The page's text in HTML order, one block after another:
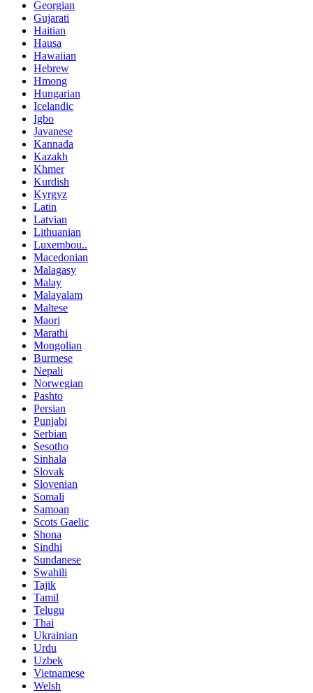
Georgian
Gujarati
Haitian
Hausa
Hawaiian
Hebrew
Hmong
Hungarian
Icelandic
Igbo
Javanese
Kannada
Kazakh
Khmer
Kurdish
Kyrgyz
Latin
Latvian
Lithuanian
Luxembou..
Macedonian
Malagasy
Malay
Malayalam
Maltese
Maori
Marathi
Mongolian
Burmese
Nepali
Norwegian
Pashto
Persian
Punjabi
Serbian
Sesotho
Sinhala
Slovak
Slovenian
Somali
Samoan
Scots Gaelic
Shona
Sindhi
Sundanese
Swahili
Tajik
Tamil
Telugu
Thai
Ukrainian
Urdu
Uzbek
Vietnamese
Welsh